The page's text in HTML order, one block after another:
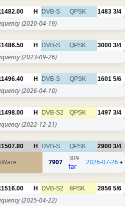
H DVB-S QPSK 1483 3/4
(2020-04-19)
H DVB-S QPSK 3000 3/4
(2023-09-26)
H DVB-S QPSK 1601 5/6
(2026-04-10)
H DVB-S2 QPSK 1497 3/4
(2022-12-21)
H DVB-S QPSK 2900 3/4
7907
309
far
2026-07-26+
H DVB-S2 8PSK 2856 5/6
(2025-04-22)